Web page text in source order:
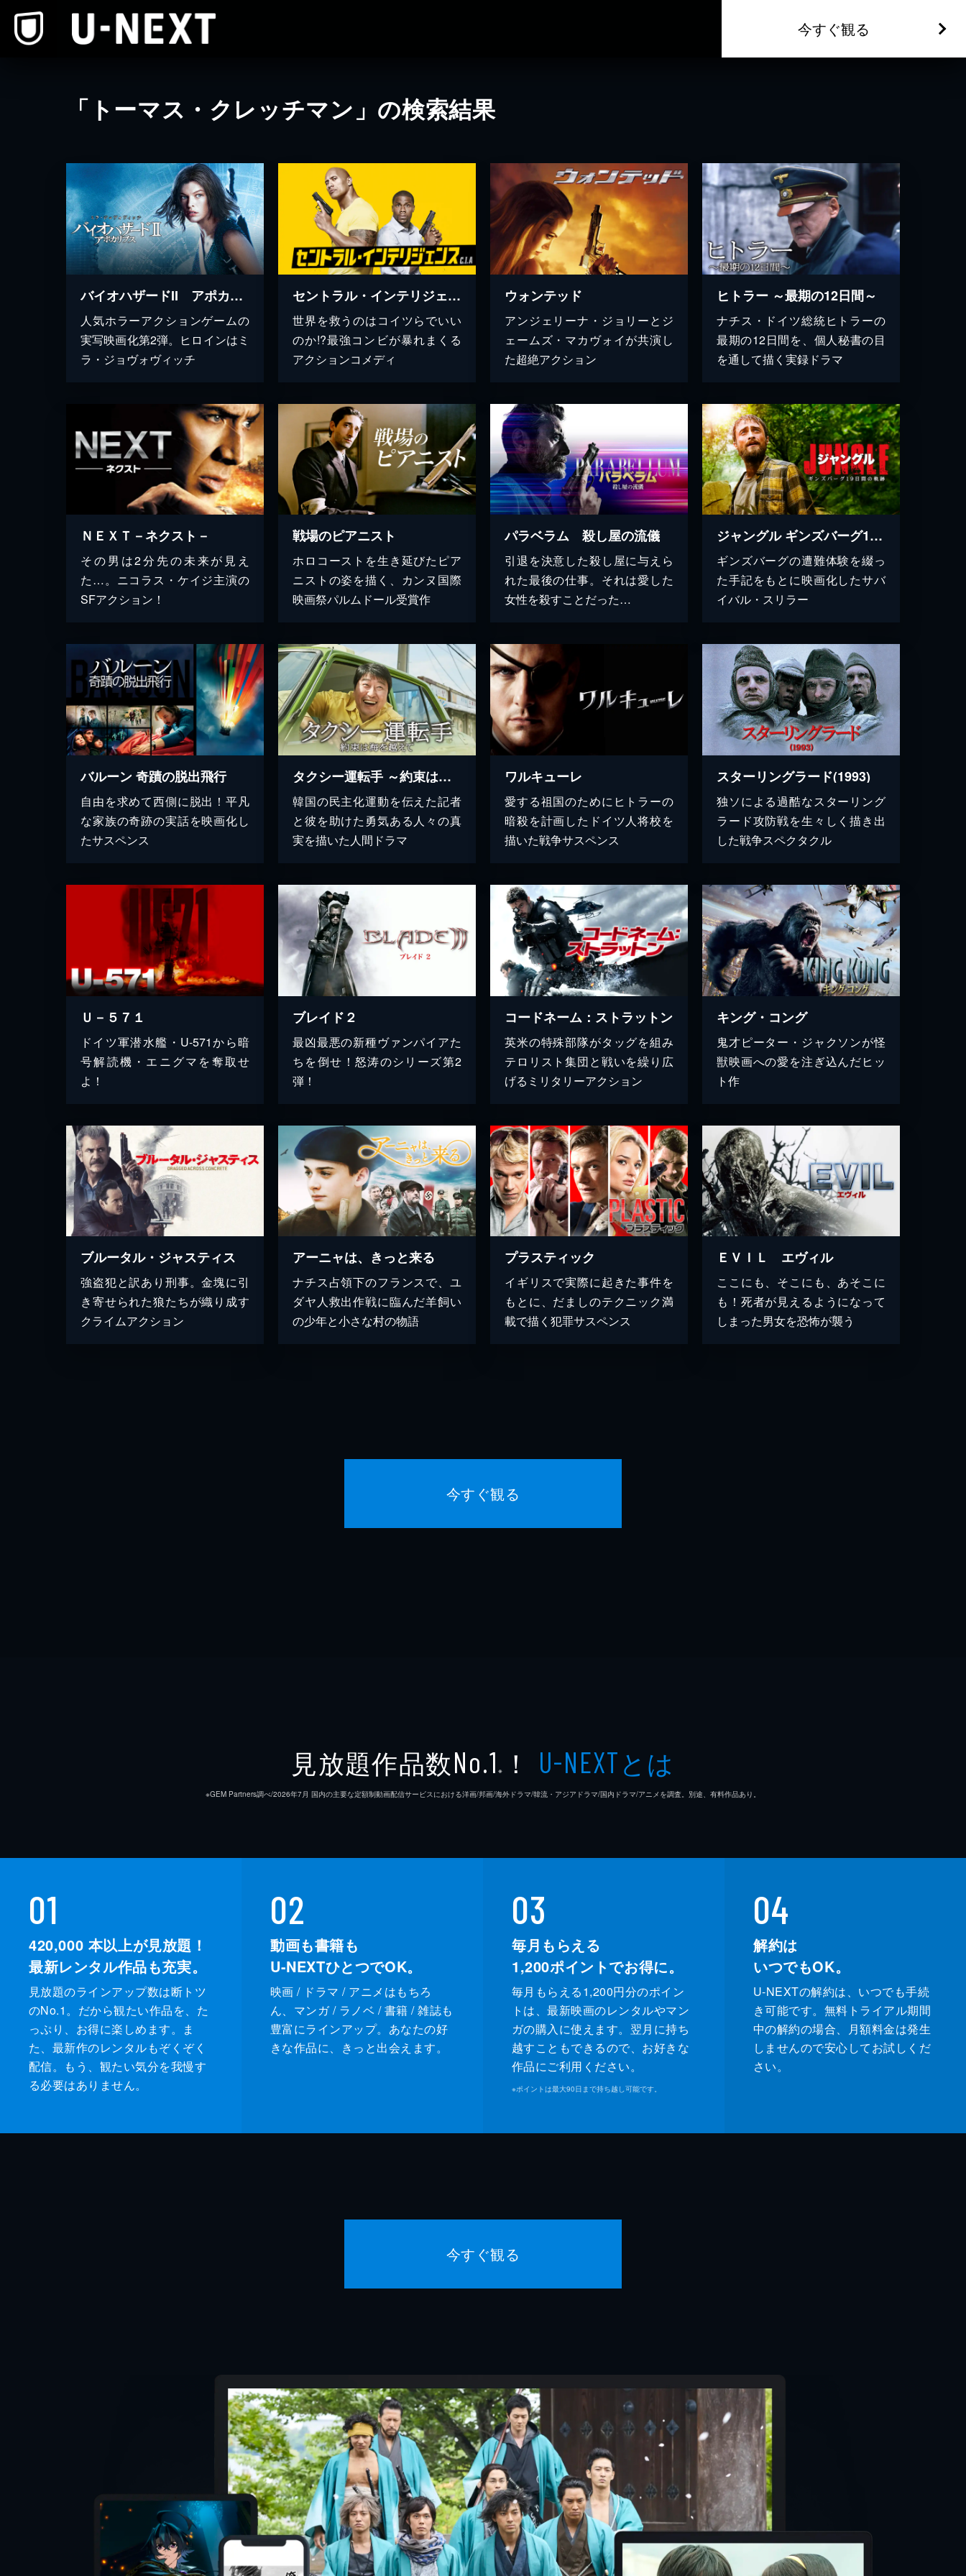
今すぐ観る
「トーマス・クレッチマン」の検索結果
バイオハザードII アポカリプス
人気ホラーアクションゲームの
実写映画化第2弾。ヒロインはミ
ラ・ジョヴォヴィッチ
セントラル・インテリジェンス
世界を救うのはコイツらでいい
のか!?最強コンビが暴れまくる
アクションコメディ
ウォンテッド
アンジェリーナ・ジョリーとジ
ェームズ・マカヴォイが共演し
た超絶アクション
ヒトラー ～最期の12日間～
ナチス・ドイツ総統ヒトラーの
最期の12日間を、個人秘書の目
を通して描く実録ドラマ
ＮＥＸＴ－ネクスト－
その男は2分先の未来が見え
た…。ニコラス・ケイジ主演の
SFアクション！
戦場のピアニスト
ホロコーストを生き延びたピア
ニストの姿を描く、カンヌ国際
映画祭パルムドール受賞作
パラベラム 殺し屋の流儀
引退を決意した殺し屋に与えら
れた最後の仕事。それは愛した
女性を殺すことだった…
ジャングル ギンズバーグ19日間の軌跡
ギンズバーグの遭難体験を綴っ
た手記をもとに映画化したサバ
イバル・スリラー
バルーン 奇蹟の脱出飛行
自由を求めて西側に脱出！平凡
な家族の奇跡の実話を映画化し
たサスペンス
タクシー運転手 ～約束は海を越えて～
韓国の民主化運動を伝えた記者
と彼を助けた勇気ある人々の真
実を描いた人間ドラマ
ワルキューレ
愛する祖国のためにヒトラーの
暗殺を計画したドイツ人将校を
描いた戦争サスペンス
スターリングラード(1993)
独ソによる過酷なスターリング
ラード攻防戦を生々しく描き出
した戦争スペクタクル
Ｕ－５７１
ドイツ軍潜水艦・U-571から暗
号解読機・エニグマを奪取せ
よ！
ブレイド２
最凶最悪の新種ヴァンパイアた
ちを倒せ！怒涛のシリーズ第2
弾！
コードネーム：ストラットン
英米の特殊部隊がタッグを組み
テロリスト集団と戦いを繰り広
げるミリタリーアクション
キング・コング
鬼才ピーター・ジャクソンが怪
獣映画への愛を注ぎ込んだヒッ
ト作
ブルータル・ジャスティス
強盗犯と訳あり刑事。金塊に引
き寄せられた狼たちが織り成す
クライムアクション
アーニャは、きっと来る
ナチス占領下のフランスで、ユ
ダヤ人救出作戦に臨んだ羊飼い
の少年と小さな村の物語
プラスティック
イギリスで実際に起きた事件を
もとに、だましのテクニック満
載で描く犯罪サスペンス
ＥＶＩＬ エヴィル
ここにも、そこにも、あそこに
も！死者が見えるようになって
しまった男女を恐怖が襲う
今すぐ観る
見放題作品数No.1 ※ ！ U-NEXTとは
※GEM Partners調べ/2026年7⽉ 国内の主要な定額制動画配信サービスにおける洋画/邦画/海外ドラマ/韓流・アジアドラマ/国内ドラマ/アニメを調査。別途、有料作品あり。
01
420,000 本以上が見放題！
最新レンタル作品も充実。
見放題のラインアップ数は断トツ
のNo.1。だから観たい作品を、た
っぷり、お得に楽しめます。ま
た、最新作のレンタルもぞくぞく
配信。もう、観たい気分を我慢す
る必要はありません。
02
動画も書籍も
U-NEXTひとつでOK。
映画 / ドラマ / アニメはもちろ
ん、マンガ / ラノベ / 書籍 / 雑誌も
豊富にラインアップ。あなたの好
きな作品に、きっと出会えます。
03
毎月もらえる
1,200ポイントでお得に。
毎月もらえる1,200円分のポイン
トは、最新映画のレンタルやマン
ガの購入に使えます。翌月に持ち
越すこともできるので、お好きな
作品にご利用ください。
※ポイントは最大90日まで持ち越し可能です。
04
解約は
いつでもOK。
U-NEXTの解約は、いつでも手続
き可能です。無料トライアル期間
中の解約の場合、月額料金は発生
しませんので安心してお試しくだ
さい。
今すぐ観る